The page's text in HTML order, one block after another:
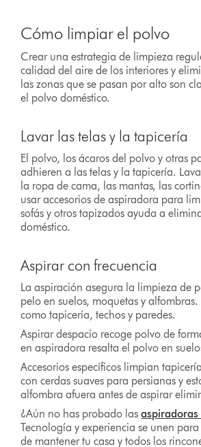
Cómo limpiar el polvo
Crear una estrategia de limpieza
calidad del aire de los interiores y
las zonas que se pasan por alto son
el polvo doméstico.
Lavar las telas y la tapicería
El polvo, los ácaros del polvo y otras
adhieren a las telas y la tapicería.
la ropa de cama, las mantas, las
usar accesorios de aspiradora para
sofás y otros tapizados ayuda a
doméstico.
Aspirar con frecuencia
La aspiración asegura la limpieza de
pelo en suelos, moquetas y
como tapicería, techos y paredes.
Aspirar despacio recoge polvo de
en aspiradora resalta el polvo en
Accesorios específicos limpian
con cerdas suaves para persianas y
alfombra afuera antes de aspirar
¿Aún no has probado lasaspiradoras
Tecnología y experiencia se unen
de mantener tu casa y todos los